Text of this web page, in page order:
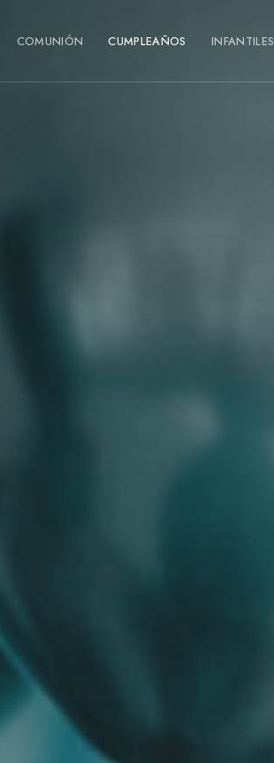
COMUNIÓN CUMPLEAÑOS INFANTILES